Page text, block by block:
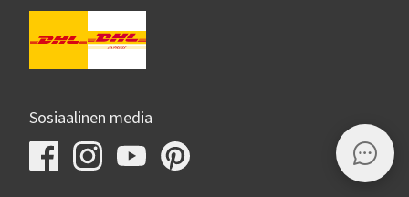
Sosiaalinen media